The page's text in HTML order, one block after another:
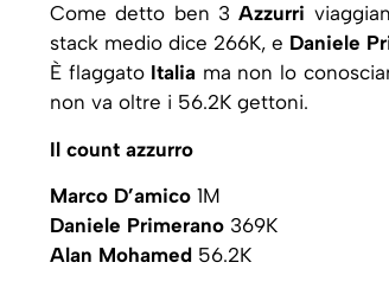
Come detto ben 3Azzurri
stack medio dice 266K, e Daniele
È flaggato Italia ma non lo
non va oltre i 56.2K gettoni.
Il count azzurro
Marco D’amico 1M
Daniele Primerano 369K
Alan Mohamed 56.2K